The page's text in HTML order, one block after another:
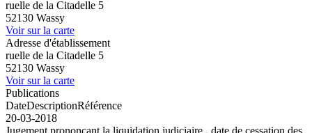
ruelle de la Citadelle 5
52130 Wassy
Voir sur la carte
Adresse d'établissement
ruelle de la Citadelle 5
52130 Wassy
Voir sur la carte
Publications
DateDescriptionRéférence
20-03-2018
Jugement prononçant la liquidation judiciaire , date de cessation des